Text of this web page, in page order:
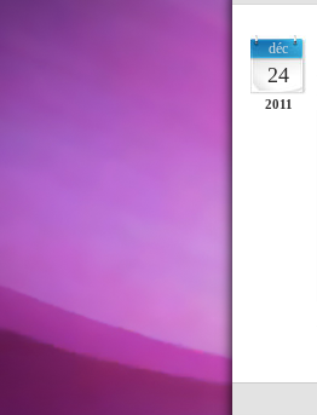
déc
24
2011